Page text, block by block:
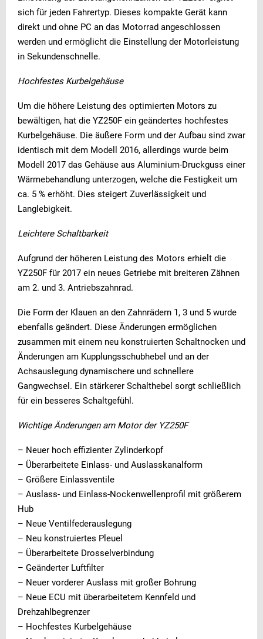
sich für jeden Fahrertyp. Dieses kompakte Gerät kann
direkt und ohne PC an das Motorrad angeschlossen
werden und ermöglicht die Einstellung der Motorleistung
in Sekundenschnelle.
Hochfestes Kurbelgehäuse
Um die höhere Leistung des optimierten Motors zu
bewältigen, hat die YZ250F ein geändertes hochfestes
Kurbelgehäuse. Die äußere Form und der Aufbau sind zwar
identisch mit dem Modell 2016, allerdings wurde beim
Modell 2017 das Gehäuse aus Aluminium-Druckguss einer
Wärmebehandlung unterzogen, welche die Festigkeit um
ca. 5 % erhöht. Dies steigert Zuverlässigkeit und
Langlebigkeit.
Leichtere Schaltbarkeit
Aufgrund der höheren Leistung des Motors erhielt die
YZ250F für 2017 ein neues Getriebe mit breiteren Zähnen
am 2. und 3. Antriebszahnrad.
Die Form der Klauen an den Zahnrädern 1, 3 und 5 wurde
ebenfalls geändert. Diese Änderungen ermöglichen
zusammen mit einem neu konstruierten Schaltnocken und
Änderungen am Kupplungsschubhebel und an der
Achsauslegung dynamischere und schnellere
Gangwechsel. Ein stärkerer Schalthebel sorgt schließlich
für ein besseres Schaltgefühl.
Wichtige Änderungen am Motor der YZ250F
– Neuer hoch effizienter Zylinderkopf
– Überarbeitete Einlass- und Auslasskanalform
– Größere Einlassventile
– Auslass- und Einlass-Nockenwellenprofil mit größerem
Hub
– Neue Ventilfederauslegung
– Neu konstruiertes Pleuel
– Überarbeitete Drosselverbindung
– Geänderter Luftfilter
– Neuer vorderer Auslass mit großer Bohrung
– Neue ECU mit überarbeitetem Kennfeld und
Drehzahlbegrenzer
– Hochfestes Kurbelgehäuse